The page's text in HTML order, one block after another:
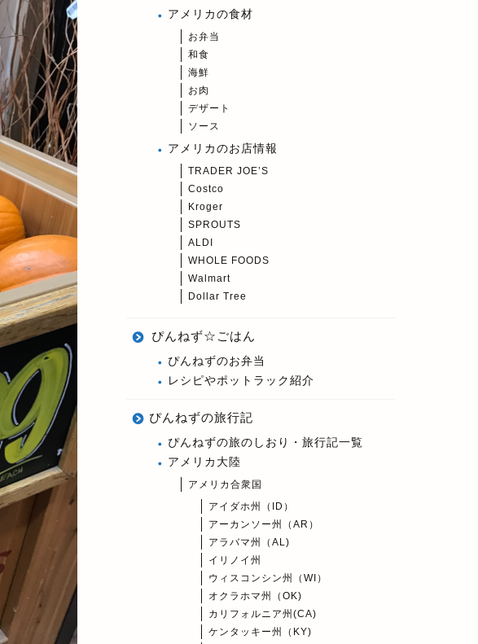
アメリカの食材
お弁当
和食
海鮮
お肉
デザート
ソース
アメリカのお店情報
TRADER JOE’S
Costco
Kroger
SPROUTS
ALDI
WHOLE FOODS
Walmart
Dollar Tree
ぴんねず☆ごはん
ぴんねずのお弁当
レシピやポットラック紹介
ぴんねずの旅行記
ぴんねずの旅のしおり・旅行記一覧
アメリカ大陸
アメリカ合衆国
アイダホ州（ID）
アーカンソー州（AR）
アラバマ州（AL)
イリノイ州
ウィスコンシン州（WI）
オクラホマ州（OK)
カリフォルニア州(CA)
ケンタッキー州（KY)